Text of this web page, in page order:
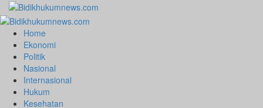
Skip
to
content
Primary
Menu
Home
Ekonomi
Politik
Nasional
Internasional
Hukum
Kesehatan